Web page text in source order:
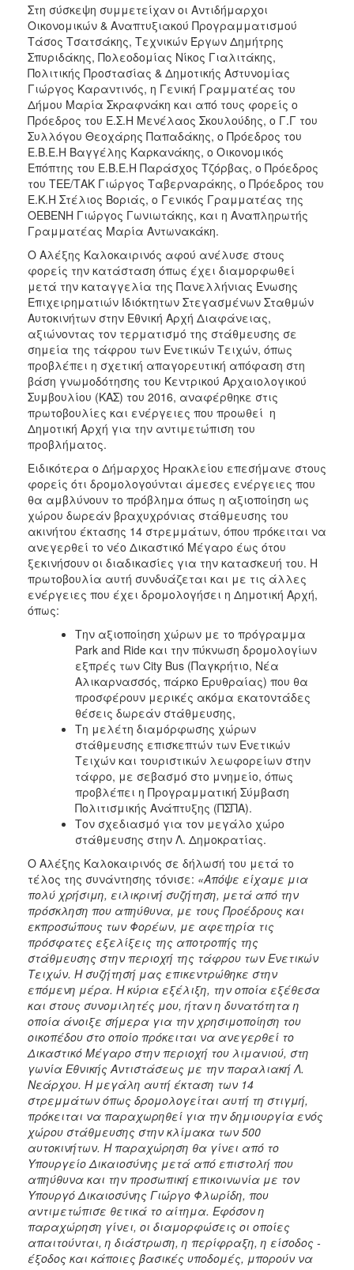
Στη σύσκεψη συμμετείχαν οι Αντιδήμαρχοι
Οικονομικών & Αναπτυξιακού Προγραμματισμού
Τάσος Τσατσάκης, Τεχνικών Έργων Δημήτρης
Σπυριδάκης, Πολεοδομίας Νίκος Γιαλιτάκης,
Πολιτικής Προστασίας & Δημοτικής Αστυνομίας
Γιώργος Καραντινός, η Γενική Γραμματέας του
Δήμου Μαρία Σκραφνάκη και από τους φορείς ο
Πρόεδρος του Ε.Σ.Η Μενέλαος Σκουλούδης, ο Γ.Γ του
Συλλόγου Θεοχάρης Παπαδάκης, ο Πρόεδρος του
Ε.Β.Ε.Η Βαγγέλης Καρκανάκης, ο Οικονομικός
Επόπτης του Ε.Β.Ε.Η Παράσχος Τζόρβας, ο Πρόεδρος
του ΤΕΕ/ΤΑΚ Γιώργος Ταβερναράκης, ο Πρόεδρος του
Ε.Κ.Η Στέλιος Βοριάς, ο Γενικός Γραμματέας της
ΟΕΒΕΝΗ Γιώργος Γωνιωτάκης, και η Αναπληρωτής
Γραμματέας Μαρία Αντωνακάκη.
Ο Αλέξης Καλοκαιρινός αφού ανέλυσε στους
φορείς την κατάσταση όπως έχει διαμορφωθεί
μετά την καταγγελία της Πανελλήνιας Ένωσης
Επιχειρηματιών Ιδιόκτητων Στεγασμένων Σταθμών
Αυτοκινήτων στην Εθνική Αρχή Διαφάνειας,
αξιώνοντας τον τερματισμό της στάθμευσης σε
σημεία της τάφρου των Ενετικών Τειχών, όπως
προβλέπει η σχετική απαγορευτική απόφαση στη
βάση γνωμοδότησης του Κεντρικού Αρχαιολογικού
Συμβουλίου (ΚΑΣ) του 2016, αναφέρθηκε στις
πρωτοβουλίες και ενέργειες που προωθεί η
Δημοτική Αρχή για την αντιμετώπιση του
προβλήματος.
Ειδικότερα ο Δήμαρχος Ηρακλείου επεσήμανε στους
φορείς ότι δρομολογούνται άμεσες ενέργειες που
θα αμβλύνουν το πρόβλημα όπως η αξιοποίηση ως
χώρου δωρεάν βραχυχρόνιας στάθμευσης του
ακινήτου έκτασης 14 στρεμμάτων, όπου πρόκειται να
ανεγερθεί το νέο Δικαστικό Μέγαρο έως ότου
ξεκινήσουν οι διαδικασίες για την κατασκευή του. Η
πρωτοβουλία αυτή συνδυάζεται και με τις άλλες
ενέργειες που έχει δρομολογήσει η Δημοτική Αρχή,
όπως:
Την αξιοποίηση χώρων με το πρόγραμμα
Park and Ride και την πύκνωση δρομολογίων
εξπρές των City Bus (Παγκρήτιο, Νέα
Αλικαρνασσός, πάρκο Ερυθραίας) που θα
προσφέρουν μερικές ακόμα εκατοντάδες
θέσεις δωρεάν στάθμευσης,
Τη μελέτη διαμόρφωσης χώρων
στάθμευσης επισκεπτών των Ενετικών
Τειχών και τουριστικών λεωφορείων στην
τάφρο, με σεβασμό στο μνημείο, όπως
προβλέπει η Προγραμματική Σύμβαση
Πολιτισμικής Ανάπτυξης (ΠΣΠΑ).
Τον σχεδιασμό για τον μεγάλο χώρο
στάθμευσης στην Λ. Δημοκρατίας.
Ο Αλέξης Καλοκαιρινός σε δήλωσή του μετά το
τέλος της συνάντησης τόνισε: «Απόψε είχαμε μια
πολύ χρήσιμη, ειλικρινή συζήτηση, μετά από την
πρόσκληση που απηύθυνα, με τους Προέδρους και
εκπροσώπους των Φορέων, με αφετηρία τις
πρόσφατες εξελίξεις της αποτροπής της
στάθμευσης στην περιοχή της τάφρου των Ενετικών
Τειχών. Η συζήτησή μας επικεντρώθηκε στην
επόμενη μέρα. Η κύρια εξέλιξη, την οποία εξέθεσα
και στους συνομιλητές μου, ήταν η δυνατότητα η
οποία άνοιξε σήμερα για την χρησιμοποίηση του
οικοπέδου στο οποίο πρόκειται να ανεγερθεί το
Δικαστικό Μέγαρο στην περιοχή του λιμανιού, στη
γωνία Εθνικής Αντιστάσεως με την παραλιακή Λ.
Νεάρχου. Η μεγάλη αυτή έκταση των 14
στρεμμάτων όπως δρομολογείται αυτή τη στιγμή,
πρόκειται να παραχωρηθεί για την δημιουργία ενός
χώρου στάθμευσης στην κλίμακα των 500
αυτοκινήτων. Η παραχώρηση θα γίνει από το
Υπουργείο Δικαιοσύνης μετά από επιστολή που
απηύθυνα και την προσωπική επικοινωνία με τον
Υπουργό Δικαιοσύνης Γιώργο Φλωρίδη, που
αντιμετώπισε θετικά το αίτημα. Εφόσον η
παραχώρηση γίνει, οι διαμορφώσεις οι οποίες
απαιτούνται, η διάστρωση, η περίφραξη, η είσοδος -
έξοδος και κάποιες βασικές υποδομές, μπορούν να